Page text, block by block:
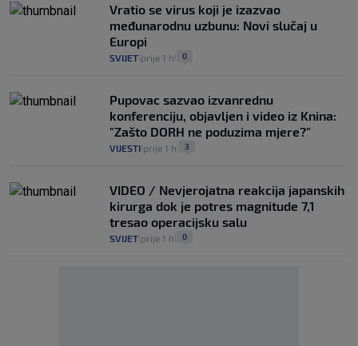
Vratio se virus koji je izazvao
međunarodnu uzbunu: Novi slučaj u
Europi
SVIJET prije 1 h 0
Pupovac sazvao izvanrednu
konferenciju, objavljen i video iz Knina:
"Zašto DORH ne poduzima mjere?"
VIJESTI prije 1 h 3
VIDEO / Nevjerojatna reakcija japanskih
kirurga dok je potres magnitude 7,1
tresao operacijsku salu
SVIJET prije 1 h 0